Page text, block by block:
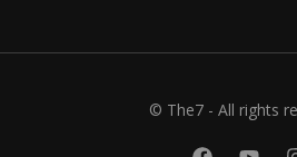
© The7 - All rights